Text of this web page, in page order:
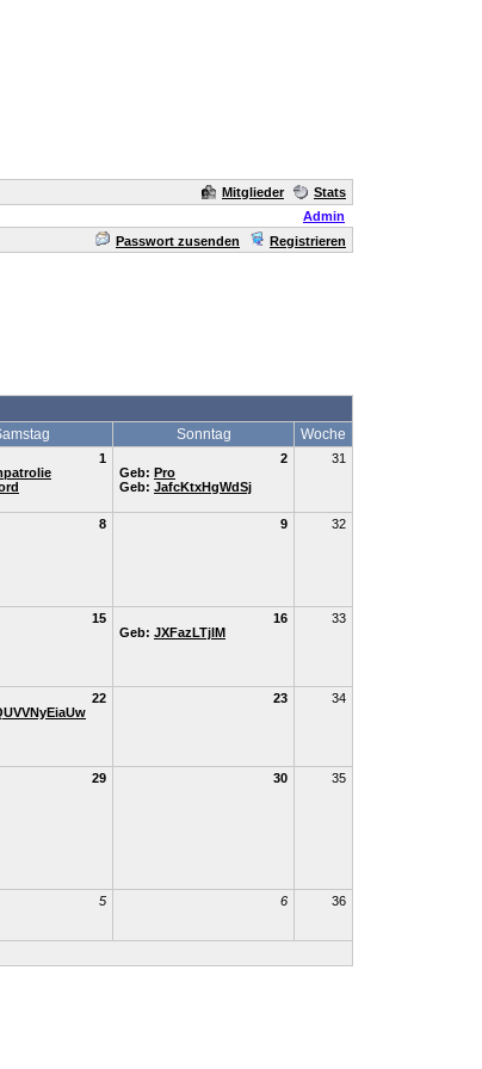
Mitglieder
Stats
Admin
Passwort zusenden Registrieren
Sonntag Woche
1
2
Geb: Pro
Geb: JafcKtxHgWdSj
31
8 9 32
15
16
Geb: JXFazLTjlM
33
22
23 34
29 30 35
5 6 36